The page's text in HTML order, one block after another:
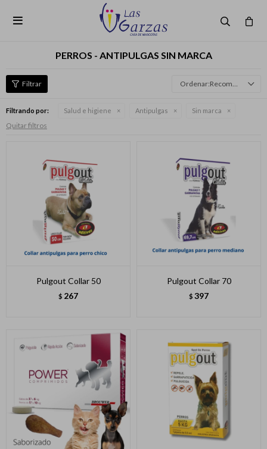

PERROS - ANTIPULGAS SIN MARCA
Recomendados
Filtrando por: Salud e higiene Antipulgas Sin marca
Quitar filtros
Pulgout Collar 50
$ 267
Pulgout Collar 70
$ 397